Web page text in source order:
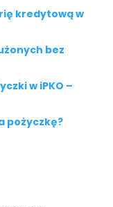
kredytową w
bez
w iPKO –
pożyczkę?